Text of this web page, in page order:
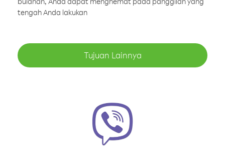
tengah Anda lakukan
Tujuan Lainnya